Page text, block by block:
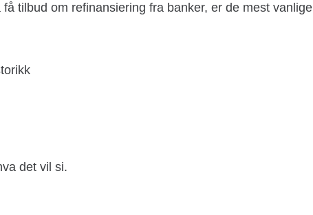
tilbud om refinansiering fra banker, er de mest vanlige
det vil si.